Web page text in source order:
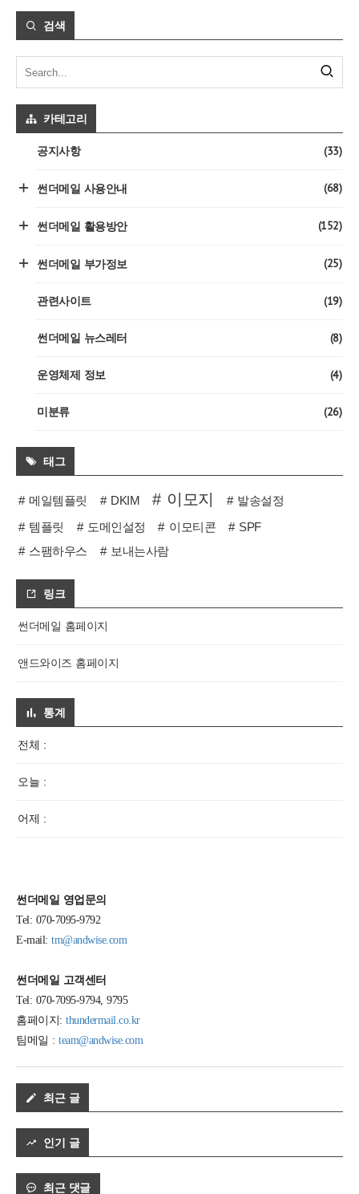
검색
카테고리
공지사항 (33)
썬더메일 사용안내 (68)
썬더메일 활용방안 (152)
썬더메일 부가정보 (25)
관련사이트 (19)
썬더메일 뉴스레터 (8)
운영체제 정보 (4)
미분류 (26)
태그
메일템플릿 DKIM 이모지
발송설정
템플릿
도메인설정 이모티콘
SPF
스팸하우스
보내는사람
링크
썬더메일 홈페이지
앤드와이즈 홈페이지
통계
전체 :
오늘 :
어제 :
썬더메일 영업문의
Tel: 070-7095-9792
E-mail: tm@andwise.com
썬더메일 고객센터
Tel: 070-7095-9794, 9795
홈페이지: thundermail.co.kr
팀메일 : team@andwise.com
최근 글
인기 글
최근 댓글